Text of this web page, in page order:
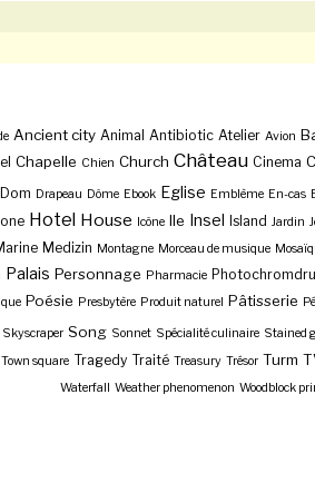
Ancient city Animal Antibiotic Atelier Avion
Chapelle Chien Church Château Cinema
Dom Drapeau Dôme Ebook Eglise Emblème En-cas
Hotel House Icône Ile Insel Island Jardin
Medizin Montagne Morceau de musique
Palais Personnage Pharmacie
Poésie Presbytère Produit naturel Pâtisserie
Skyscraper Song Sonnet Spécialité culinaire Stained
Town square Tragedy Traité Treasury Trésor Turm
Waterfall Weather phenomenon Woodblock